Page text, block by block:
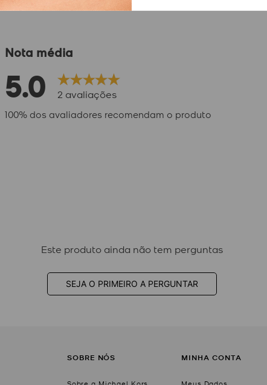
Nota média
5.0 2 avaliações
100% dos avaliadores recomendam o produto
Este produto ainda não tem perguntas
SEJA O PRIMEIRO A PERGUNTAR
SOBRE NÓS
Sobre a Michael Kors
MINHA CONTA
Meus Dados